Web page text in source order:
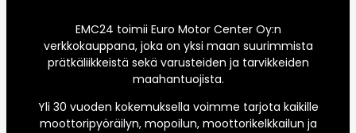
EMC24 toimii Euro Motor Center Oy:n
verkkokauppana, joka on yksi maan suurimmista
prätkäliikkeistä sekä varusteiden ja tarvikkeiden
maahantuojista.
Yli 30 vuoden kokemuksella voimme tarjota kaikille
moottoripyöräilyn, mopoilun, moottorikelkkailun ja